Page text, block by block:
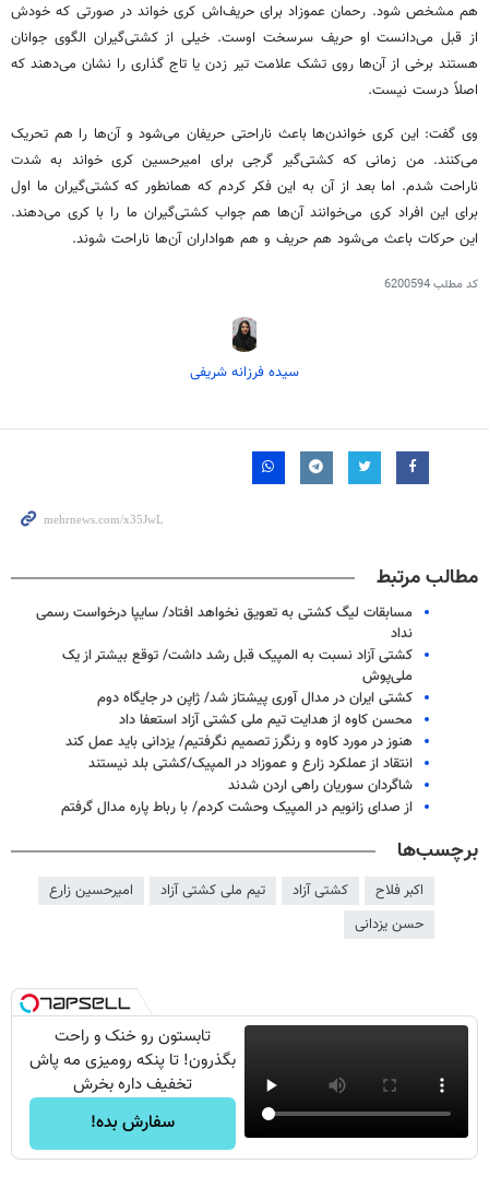
هم مشخص شود. رحمان عموزاد برای حریف‌اش کری خواند در صورتی که خودش
از قبل می‌دانست او حریف سرسخت اوست. خیلی از کشتی‌گیران الگوی جوانان
هستند برخی از آن‌ها روی تشک علامت تیر زدن یا تاج گذاری را نشان می‌دهند که
اصلاً درست نیست.
وی گفت: این کری خواندن‌ها باعث ناراحتی حریفان می‌شود و آن‌ها را هم تحریک
می‌کنند. من زمانی که کشتی‌گیر گرجی برای امیرحسین کری خواند به شدت
ناراحت شدم. اما بعد از آن به این فکر کردم که همانطور که کشتی‌گیران ما اول
برای این افراد کری می‌خوانند آن‌ها هم جواب کشتی‌گیران ما را با کری می‌دهند.
این حرکات باعث می‌شود هم حریف و هم هواداران آن‌ها ناراحت شوند.
کد مطلب6200594
سیده فرزانه شریفی
مطالب مرتبط
مسابقات لیگ کشتی به تعویق نخواهد افتاد/ سایپا درخواست رسمی
نداد
کشتی آزاد نسبت به المپیک قبل رشد داشت/ توقع بیشتر از یک
ملی‌پوش
کشتی ایران در مدال آوری پیشتاز شد/ ژاپن در جایگاه دوم
محسن کاوه از هدایت تیم ملی کشتی آزاد استعفا داد
هنوز در مورد کاوه و رنگرز تصمیم نگرفتیم/ یزدانی باید عمل کند
انتقاد از عملکرد زارع و عموزاد در المپیک/کشتی بلد نیستند
شاگردان سوریان راهی اردن شدند
از صدای زانویم در المپیک وحشت کردم/ با رباط پاره مدال گرفتم
برچسب‌ها
اکبر فلاح کشتی آزاد تیم ملی کشتی آزاد
امیرحسین زارع
حسن یزدانی
تابستون رو خنک و راحت
بگذرون! تا پنکه رومیزی مه پاش
تخفیف داره بخرش
سفارش بده!